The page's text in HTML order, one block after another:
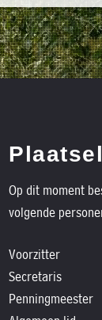
Op dit moment
volgende
Voorzitter
Secretaris
Penningmeester